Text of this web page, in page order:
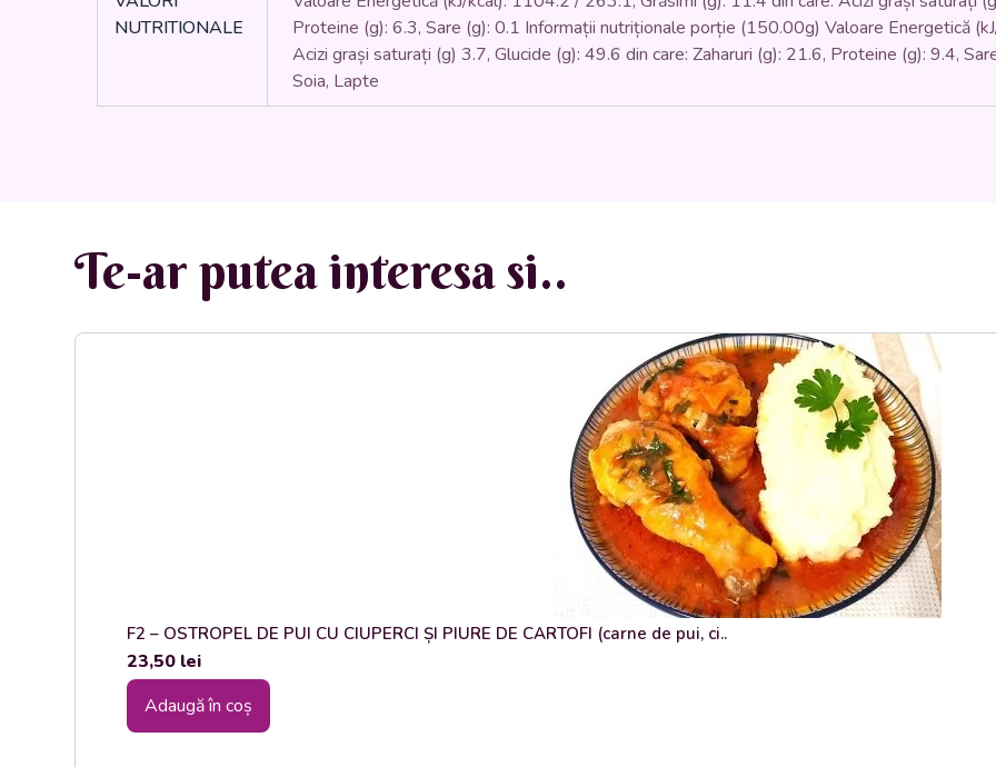
NUTRITIONALE
Proteine (g): 6.3, Sare (g): 0.1 Informații nutriționale porție (150.00g) Valoare Energetică
Acizi grași saturați (g) 3.7, Glucide (g): 49.6 din care: Zaharuri (g): 21.6, Proteine (g): 9.4,
Soia, Lapte
Te-ar putea interesa si..
F2 – OSTROPEL DE PUI CU CIUPERCI ȘI PIURE DE CARTOFI (carne de pui, ci..
23,50 lei
Adaugă în coș